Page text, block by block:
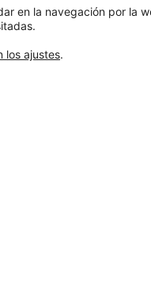
en la navegación por la
los ajustes.